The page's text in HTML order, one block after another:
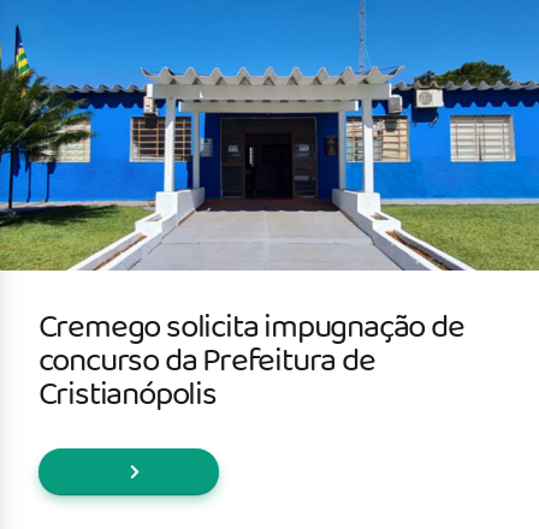
Cremego solicita impugnação de
concurso da Prefeitura de
Cristianópolis